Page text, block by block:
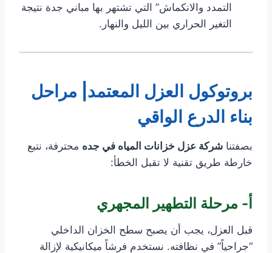
التمدد والانكماش” التي تشتهر بها مباني جدة نتيجة
التغير الحراري بين الليل والنهار.
بروتوكول العزل المعتمد| مراحل
بناء الدرع الواقي
بصفتنا شركة عزل خزانات المياه في جده محترفة، نتبع
خارطة طريق تقنية لا تقبل الخطأ:
أ- مرحلة التطهير المجهري
قبل العزل، يجب أن يصبح سطح الخزان الداخلي
“جراحياً” في نظافته. نستخدم فرشاً ميكانيكية لإزالة